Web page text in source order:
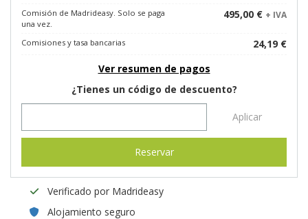
Comisión de Madrideasy. Solo se paga
una vez.
495,00 € + IVA
Comisiones y tasa bancarias
24,19 €
Ver resumen de pagos
¿Tienes un código de descuento?
Aplicar
Reservar
Verificado por Madrideasy
Alojamiento seguro